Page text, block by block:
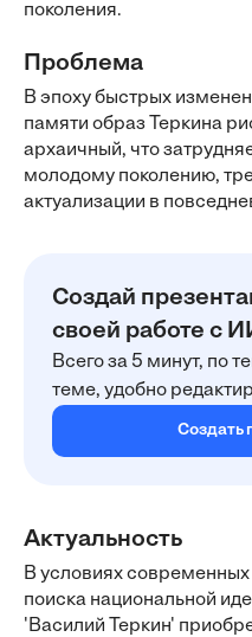
поколения.
Проблема
В эпоху быстрых
памяти образ Теркина
архаичный, что
молодому поколению,
актуализации в
Создай
своей работе с
Всего за 5 минут, по
теме, удобно
Создать
Актуальность
В условиях современных
поиска национальной
'Василий Теркин'